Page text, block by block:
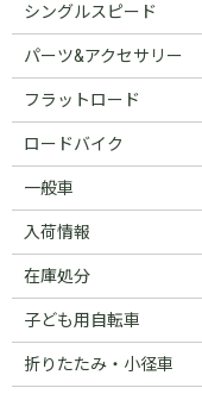
シングルスピード
パーツ&アクセサリー
フラットロード
ロードバイク
一般車
入荷情報
在庫処分
子ども用自転車
折りたたみ・小径車